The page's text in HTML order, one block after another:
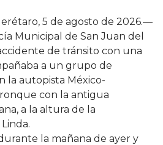
5 de agosto de 2026.—
Municipal de San Juan del
de tránsito con una
a un grupo de
la autopista México-
con la antigua
a la altura de la
la mañana de ayer y